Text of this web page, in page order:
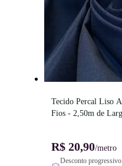
Tecido Percal Liso
Fios - 2,50m de
R$ 20,90/metro
Desconto